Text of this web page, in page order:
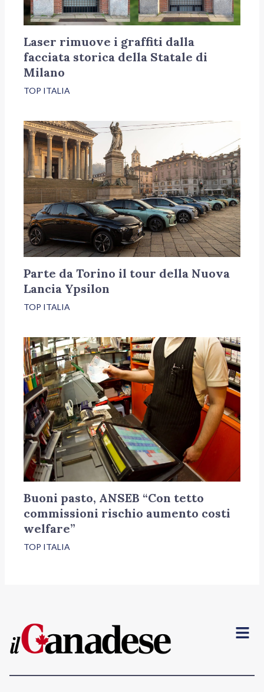
Laser rimuove i graffiti dalla
facciata storica della Statale di
Milano
TOP ITALIA
Parte da Torino il tour della Nuova
Lancia Ypsilon
TOP ITALIA
Buoni pasto, ANSEB “Con tetto
commissioni rischio aumento costi
welfare”
TOP ITALIA
Menu